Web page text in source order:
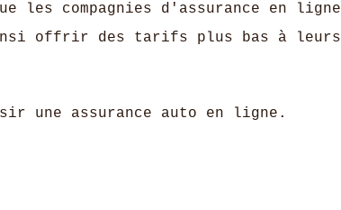
compagnies d'assurance en ligne
offrir des tarifs plus bas à leurs
une assurance auto en ligne.